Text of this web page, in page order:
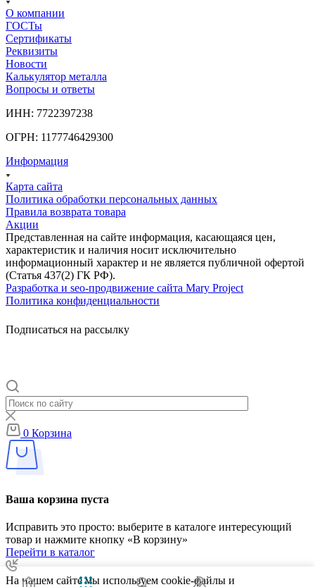
О компании
ГОСТы
Сертификаты
Реквизиты
Новости
Калькулятор металла
Вопросы и ответы
ИНН: 7722397238
ОГРН: 1177746429300
Информация
Карта сайта
Политика обработки персональных данных
Правила возврата товара
Акции
Представленная на сайте информация, касающаяся цен,
характеристик и наличия носит исключительно
информационный характер и не является публичной офертой
(Статья 437(2) ГК РФ).
Разработка и seo-продвижение сайта Mary Project
Политика конфиденциальности
Подписаться на рассылку
0 Корзина
Ваша корзина пуста
Исправить это просто: выберите в каталоге интересующий
товар и нажмите кнопку «В корзину»
Перейти в каталог
На нашем сайте мы используем cookie-файлы и